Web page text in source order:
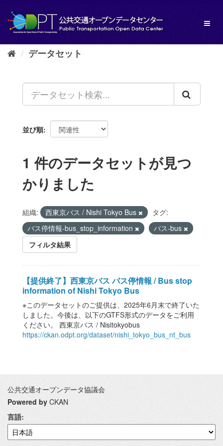
し
データセット
並び順
1 件のデータセットが見つ
かりました
組織: 西東京バス / Nishi Tokyo Bus
タグ:
バス停情報-bus_stop_information
バス-bus
フィルタ結果
【提供終了】西東京バス バス停情報 / Bus stop
information of Nishi Tokyo Bus
※このデータセットのご提供は、2025年6月末で終了いた
しました。今後は、以下のGTFS形式のデータをご利用
ください。 西東京バス / Nisitokyobus
https://ckan.odpt.org/dataset/nishi_tokyo_bus_nt_bus
公共交通オープンデータ協議会
Powered by CKAN
言語